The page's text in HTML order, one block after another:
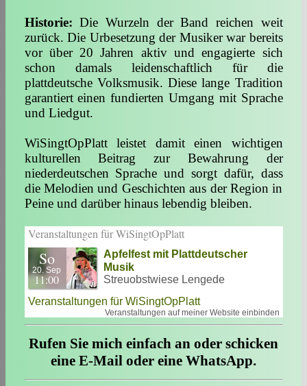
Historie: Die Wurzeln der Band reichen weit
zurück. Die Ur­be­set­zung der Musiker war bereits
vor über 20 Jahren aktiv und engagierte sich
schon damals leidenschaftlich für die
plattdeutsche Volksmusik. Diese lange Tradition
garantiert einen fundierten Umgang mit Spra­che
und Liedgut.
WiSingtOpPlatt leistet damit einen wichtigen
kulturellen Beitrag zur Bewahrung der
niederdeutschen Sprache und sorgt dafür, dass
die Melodien und Geschichten aus der Region in
Peine und darüber hinaus lebendig bleiben.
Veranstaltungen für WiSingtOpPlatt
So
20. Sep
11:00
Apfelfest mit Plattdeutscher
Musik
Streuobstwiese Lengede
Veranstaltungen für WiSingtOpPlatt
Veranstaltungen auf meiner Website einbinden
Rufen Sie mich einfach an oder schicken
eine E-Mail oder eine WhatsApp.